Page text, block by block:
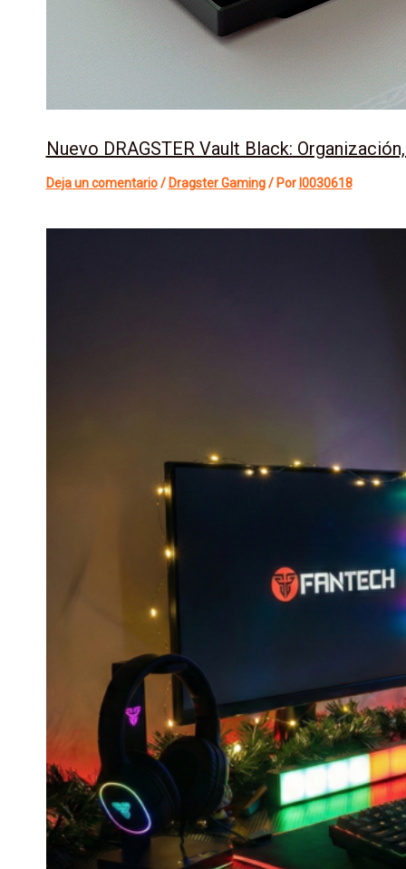
Nuevo DRAGSTER Vault Black:
Deja un comentario / Dragster Gaming/ Por l0030618